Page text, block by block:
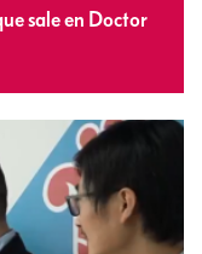
sale en Doctor